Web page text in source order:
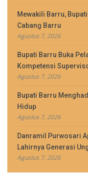
Mewakili Barru,
Cabang Barru
Agustus 7, 2026
Bupati Barru Buka
Kompetensi
Agustus 7, 2026
Bupati Barru
Hidup
Agustus 7, 2026
Danramil Purwosari
Lahirnya Generasi
Agustus 7, 2026